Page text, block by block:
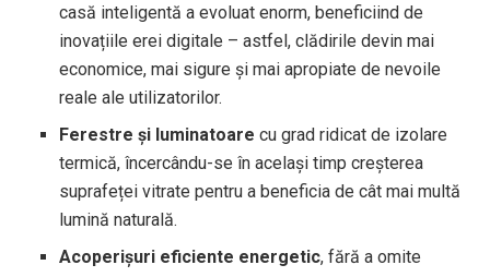
casă inteligentă a evoluat enorm, beneficiind de
inovațiile erei digitale – astfel, clădirile devin mai
economice, mai sigure și mai apropiate de nevoile
reale ale utilizatorilor.
Ferestre și luminatoare cu grad ridicat de izolare
termică, încercându-se în același timp creșterea
suprafeței vitrate pentru a beneficia de cât mai multă
lumină naturală.
Acoperișuri eficiente energetic, fără a omite